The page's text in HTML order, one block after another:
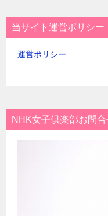
当サイト運営ポリシー
運営ポリシー
NHK女子倶楽部お問